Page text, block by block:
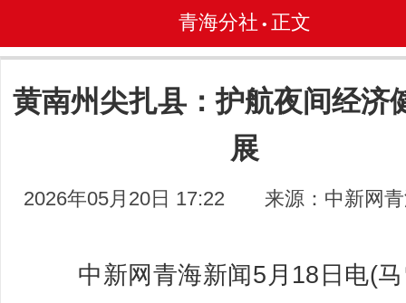
青海分社 • 正文
黄南州尖扎县：护航夜间经济
展
2026年05月20日 17:22 来源：中新网
中新网青海新闻5月18日电(马